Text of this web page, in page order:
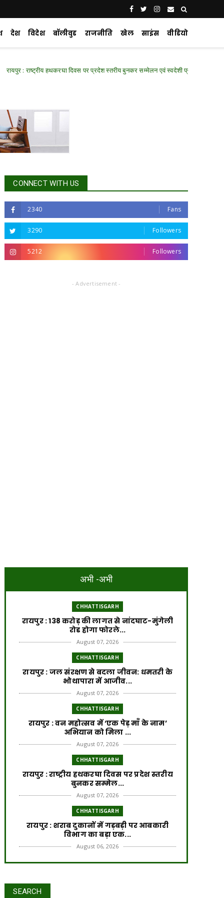
देश विदेश बॉलीवुड राजनीति खेल साइंस वीडियो
हथकरघा दिवस पर प्रदेश स्तरीय बुनकर सम्मेलन एवं स्वदेशी प्रदर्शनी में शामिल हुए वित्त
CONNECT WITH US
2340 Fans
3290 Followers
5212 Followers
- Advertisement -
अभी -अभी
CHHATTISGARH
रायपुर : 138 करोड़ की लागत से नांदघाट-मुंगेली
रोड होगा फोरले...
August 07, 2026
CHHATTISGARH
रायपुर : जल संरक्षण से बदला जीवन: धमतरी के
भोथापारा में आजीव...
August 07, 2026
CHHATTISGARH
रायपुर : वन महोत्सव में ‘एक पेड़ माँ के नाम’
अभियान को मिला ...
August 07, 2026
CHHATTISGARH
रायपुर : राष्ट्रीय हथकरघा दिवस पर प्रदेश स्तरीय
बुनकर सम्मेल...
August 07, 2026
CHHATTISGARH
रायपुर : शराब दुकानों में गड़बड़ी पर आबकारी
विभाग का बड़ा एक...
August 06, 2026
CHHATTISGARH
SEARCH
रायपुर : वर्ष 2024-25 में जल जीवन